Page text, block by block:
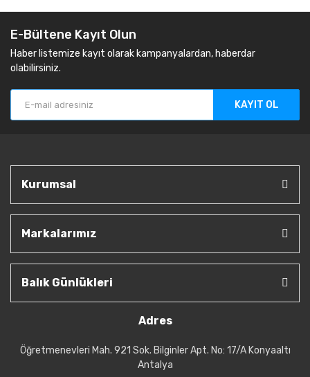
E-Bültene Kayıt Olun
Haber listemize kayıt olarak kampanyalardan, haberdar
olabilirsiniz.
KAYIT OL
Kurumsal
Markalarımız
Balık Günlükleri
Adres
Öğretmenevleri Mah. 921 Sok. Bilginler Apt. No: 17/A Konyaaltı
Antalya